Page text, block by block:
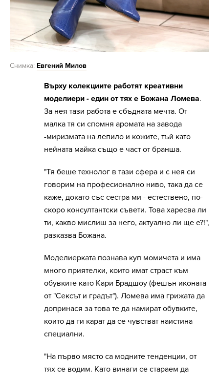
Снимка: Евгений Милов
Върху колекциите работят креативни
моделиери - един от тях е Божана Ломева.
За нея тази работа е сбъдната мечта. От
малка тя си спомня аромата на завода
-миризмата на лепило и кожите, тъй като
нейната майка също е част от бранша.
"Тя беше технолог в тази сфера и с нея си
говорим на професионално ниво, така да се
каже, докато със сестра ми - естествено, по-
скоро консултантски съвети. Това харесва ли
ти, какво мислиш за него, актуално ли ще е?!",
разказва Божана.
Моделиерката познава куп момичета и има
много приятелки, които имат страст към
обувките като Кари Брадшоу (фешън иконата
от "Сексът и градът"). Ломева има грижата да
допринася за това те да намират обувките,
които да ги карат да се чувстват наистина
специални.
"На първо място са модните тенденции, от
тях се водим. Като винаги се стараем да